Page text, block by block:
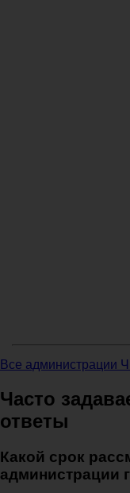
Все администрации
Часто
ответы
Какой срок
администрации